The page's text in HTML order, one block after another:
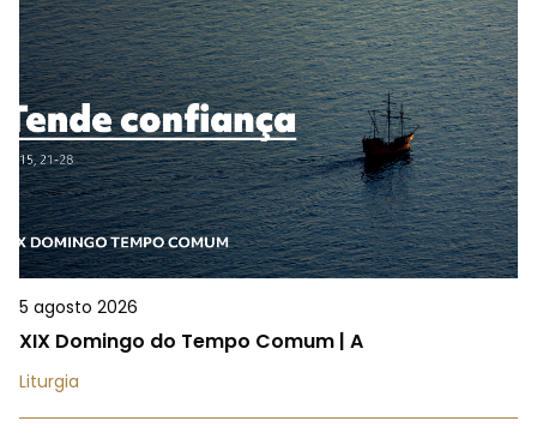
5 agosto 2026
XIX Domingo do Tempo Comum | A
Liturgia